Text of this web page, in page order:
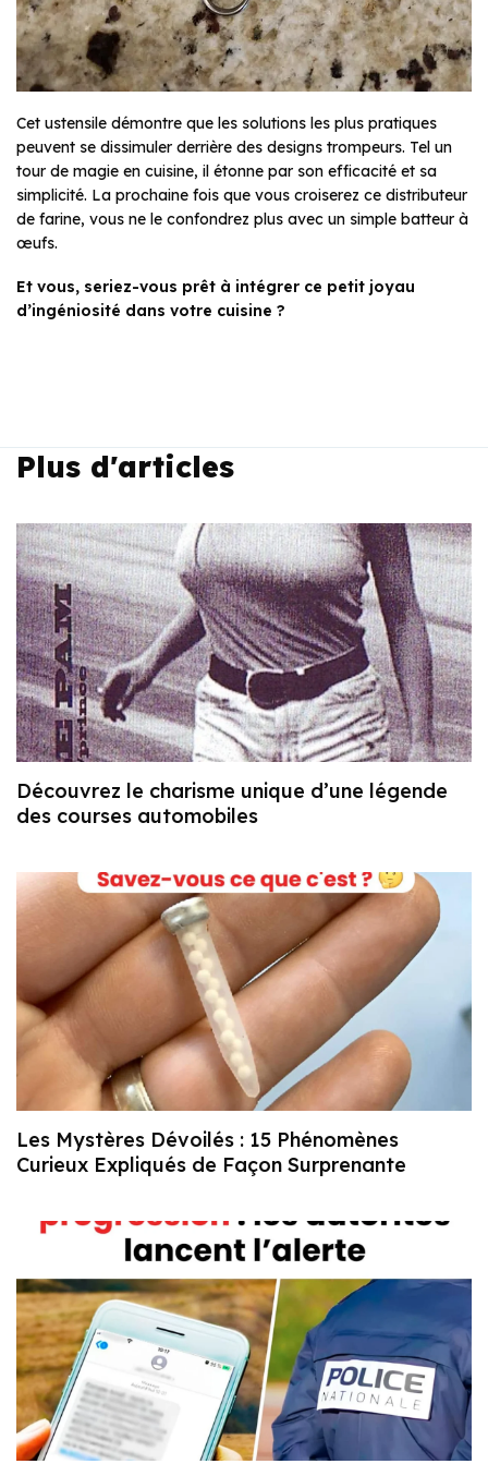
Cet ustensile démontre que les solutions les plus pratiques
peuvent se dissimuler derrière des designs trompeurs. Tel un
tour de magie en cuisine, il étonne par son efficacité et sa
simplicité. La prochaine fois que vous croiserez ce distributeur
de farine, vous ne le confondrez plus avec un simple batteur à
œufs.
Et vous, seriez-vous prêt à intégrer ce petit joyau
d’ingéniosité dans votre cuisine ?
Plus d'articles
Découvrez le charisme unique d’une légende
des courses automobiles
Les Mystères Dévoilés : 15 Phénomènes
Curieux Expliqués de Façon Surprenante